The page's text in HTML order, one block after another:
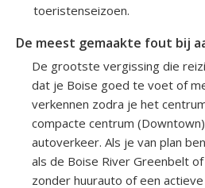
toeristenseizoen.
De meest gemaakte fout bij
De grootste vergissing die
dat je Boise goed te voet of
verkennen zodra je het
compacte centrum
autoverkeer. Als je van plan
als de Boise River Greenbelt
zonder huurauto of een